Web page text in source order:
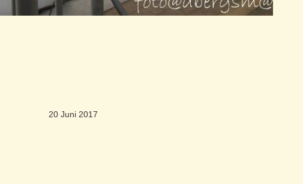
20 Juni 2017